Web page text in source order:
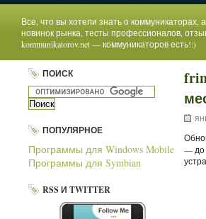
Все, что вы хотели знать о
новинок рынка, тесты профессионалов,
kommunikatorov.net — коммуникаторов есть!:)
ПОИСК
ПОПУЛЯРНОЕ
Программы для Windows Mobile
Программы для Symbian
RSS И TWITTER
— до